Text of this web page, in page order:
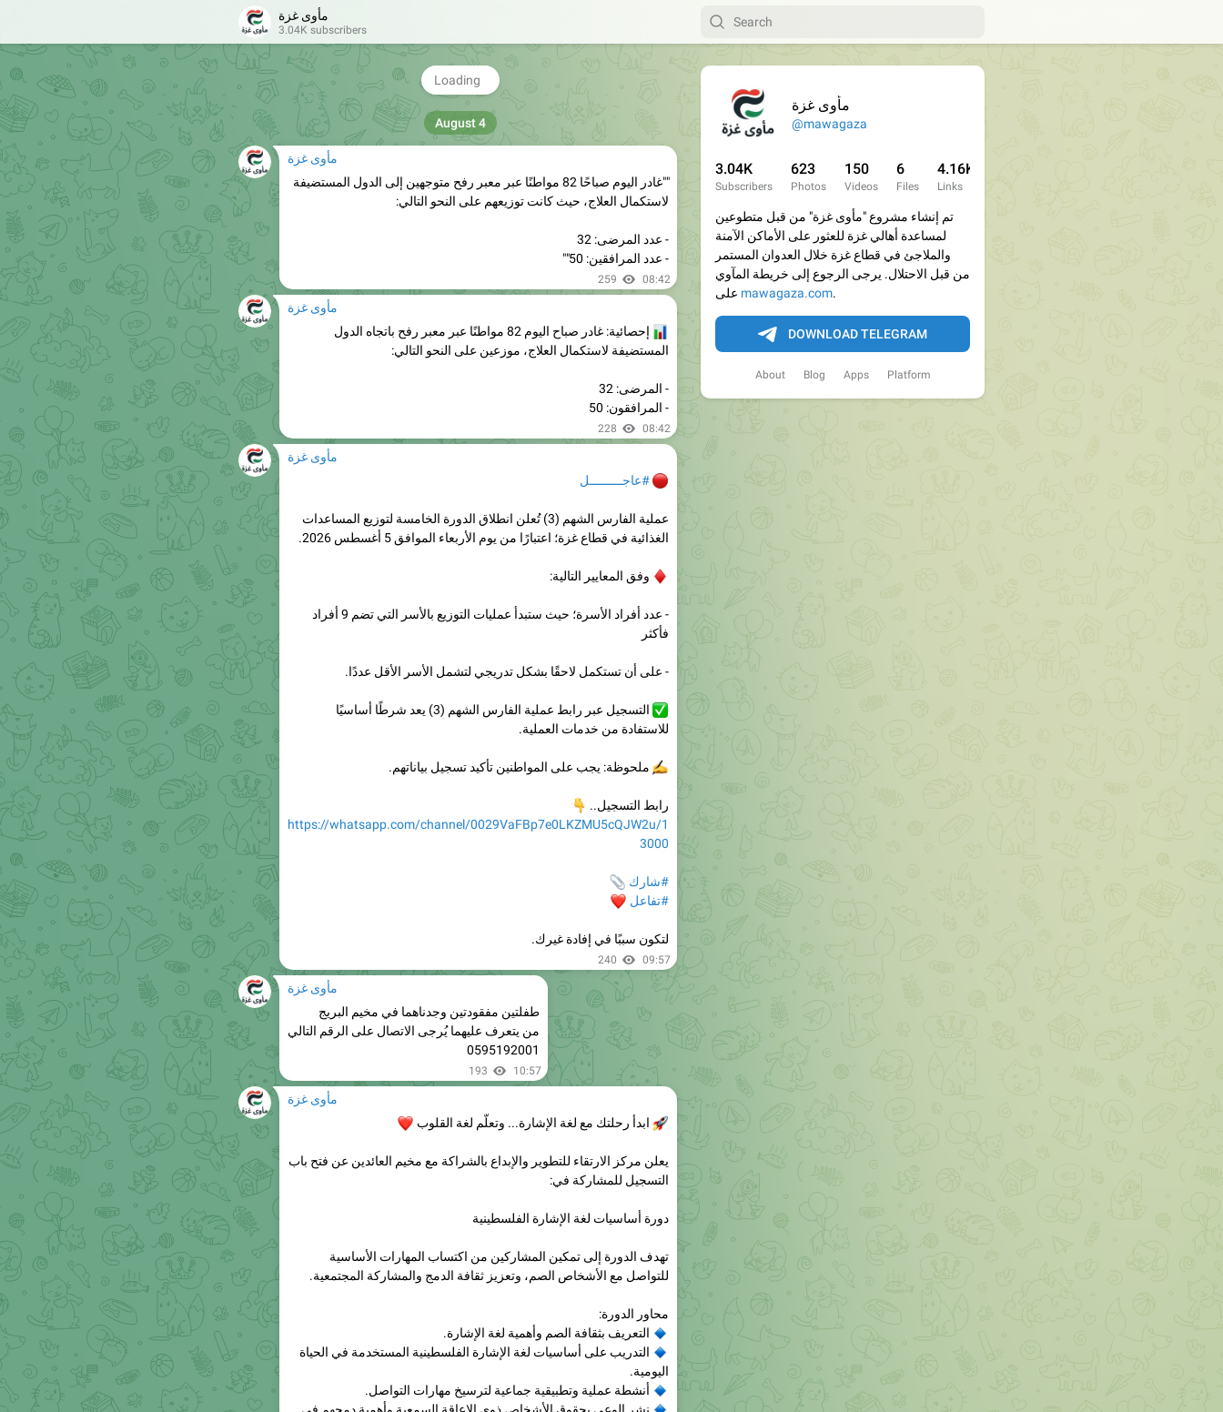
مأوى غزة
@mawagaza
3.04K
Subscribers
623
Photos
150
Videos
6
Files
4.16K
Links
تم إنشاء مشروع "مأوى غزة" من قبل متطوعين
لمساعدة أهالي غزة للعثور على الأماكن الآمنة
والملاجئ في قطاع غزة خلال العدوان المستمر
من قبل الاحتلال. يرجى الرجوع إلى خريطة المآوي
mawagaza.com.
DOWNLOAD TELEGRAM
About Blog Apps Platform
مأوى غزة
3.04K subscribers
مأوى غزة
"تتفاقم أزمة مرضى السرطان في غزة إلى مستويات كارثية، حيث يتم
مأوى غزة
""غادر اليوم صباحًا 82 مواطنًا عبر معبر رفح متوجهين إلى الدول المستضيفة
- عدد المرضى: 32
259 08:42
📊
إحصائية: غادر صباح اليوم 82 مواطنًا عبر معبر رفح باتجاه الدول
- المرضى: 32
228 08:42
🔴#عاجـــــــــل
♦️وفق المعايير التالية:
- على أن تستكمل لاحقًا بشكل تدريجي لتشمل الأسر الأقل عددًا.
✅
التسجيل عبر رابط عملية الفارس الشهم (3) يعد شرطًا أساسيًا
✍️ملحوظة: يجب على المواطنين تأكيد تسجيل بياناتهم.
رابط التسجيل..
👇
3000
#شارك
📎
❤️
لتكون سببًا في إفادة غيرك.
طفلتين مفقودتين وجدناهما في مخيم البريج
من يتعرف عليهما يُرجى الاتصال على الرقم التالي
0595192001
193 10:57
🚀ابدأ رحلتك مع لغة الإشارة... وتعلّم لغة القلوب
❤️
يعلن مركز الارتقاء للتطوير والإبداع بالشراكة مع مخيم العائدين عن فتح باب
دورة أساسيات لغة الإشارة الفلسطينية
تهدف الدورة إلى تمكين المشاركين من اكتساب المهارات الأساسية
محاور الدورة:
🔹
🔹التدريب على أساسيات لغة الإشارة الفلسطينية المستخدمة في الحياة
اليومية.
🔹أنشطة عملية وتطبيقية جماعية لترسيخ مهارات التواصل.
🔹نشر الوعي بحقوق الأشخاص ذوي الإعاقة السمعية وأهمية دمجهم في
المجتمع.